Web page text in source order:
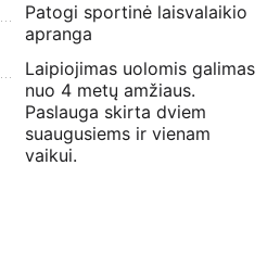
Patogi sportinė laisvalaikio
apranga
Laipiojimas uolomis galimas
nuo 4 metų amžiaus.
Paslauga skirta dviem
suaugusiems ir vienam
vaikui.